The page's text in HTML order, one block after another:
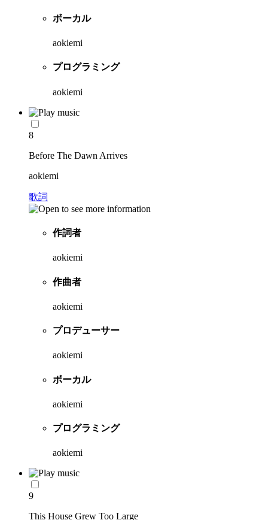
ボーカル
aokiemi
プログラミング
aokiemi
8
Before The Dawn Arrives
aokiemi
歌詞
作詞者
aokiemi
作曲者
aokiemi
プロデューサー
aokiemi
ボーカル
aokiemi
プログラミング
aokiemi
9
This House Grew Too Large